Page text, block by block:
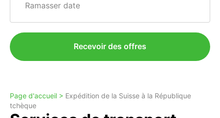
Ramasser date
Recevoir des offres
Page d'accueil > Expédition de la Suisse à la République
tchèque